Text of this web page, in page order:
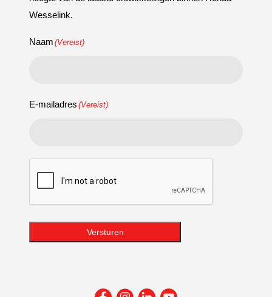
Wesselink.
Naam (Vereist)
E-mailadres (Vereist)
Versturen